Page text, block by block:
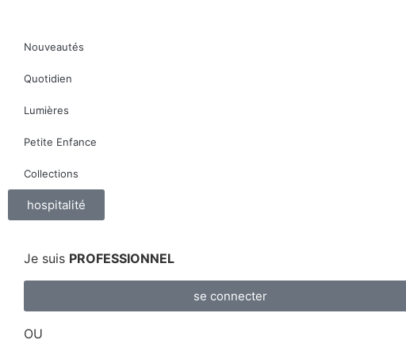
Nouveautés
Quotidien
Lumières
Petite Enfance
Collections
hospitalité
Je suis PROFESSIONNEL
se connecter
OU